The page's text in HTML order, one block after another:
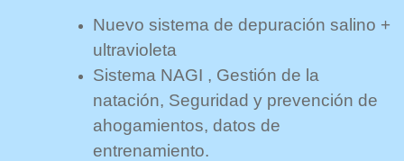
Nuevo sistema de depuración salino +
ultravioleta
Sistema NAGI , Gestión de la
natación, Seguridad y prevención de
ahogamientos, datos de
entrenamiento.